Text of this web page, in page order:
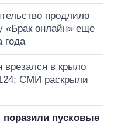
продлило
«Брак онлайн» еще
года
врезался в крыло
СМИ раскрыли
пусковые